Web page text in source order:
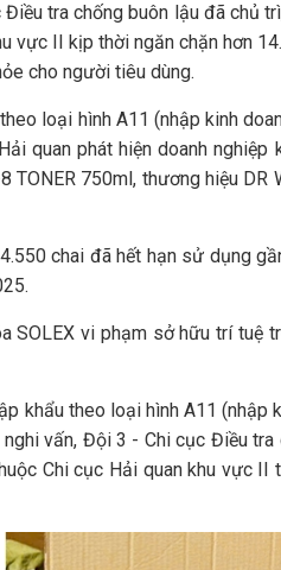
tra chống buôn lậu đã chủ
vực II kịp thời ngăn chặn hơn
cho người tiêu dùng.
loại hình A11 (nhập kinh
quan phát hiện doanh nghiệp
750ml, thương hiệu DR
chai đã hết hạn sử dụng
SOLEX vi phạm sở hữu trí tuệ
khẩu theo loại hình A11 (nhập
vấn, Đội 3 - Chi cục Điều
Chi cục Hải quan khu vực II